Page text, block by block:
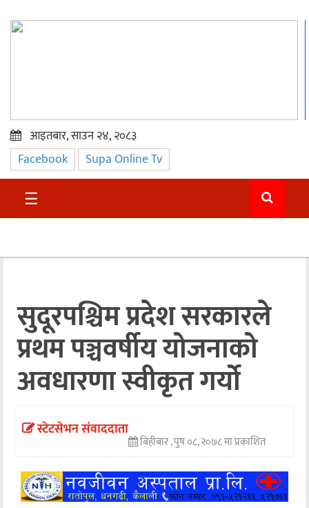
प्रमुख
समाचार
सुदुर
अन्तराष्ट्रिय
अन्तर्वार्ता
अर्थ
खेलकुद
मनोरञ्जन
आइतबार, साउन २४, २०८३
Facebook Supa Online Tv
☰
सुदूरपश्चिम प्रदेश सरकारले
प्रथम पञ्चवर्षीय योजनाको
अवधारणा स्वीकृत गर्यो
स्टेटसेभन संवाददाता
बिहीबार , पुष ०८, २०७८ मा प्रकाशित